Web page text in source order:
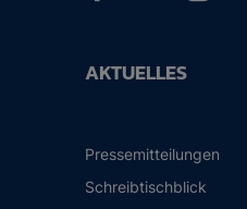
AKTUELLES
Pressemitteilungen
Schreibtischblick